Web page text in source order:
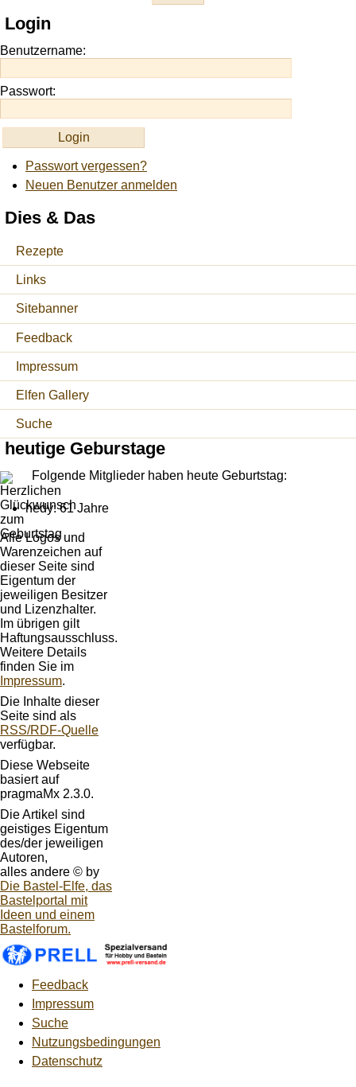
site
https://onlineslots.money/
Login
Benutzername:
Passwort:
Passwort vergessen?
Neuen Benutzer anmelden
Dies & Das
Rezepte
Links
Sitebanner
Feedback
Impressum
Elfen Gallery
Suche
heutige Geburstage
Folgende Mitglieder haben heute Geburtstag:
hedy: 61 Jahre
Alle Logos und
Warenzeichen auf
dieser Seite sind
Eigentum der
jeweiligen Besitzer
und Lizenzhalter.
Im übrigen gilt
Haftungsausschluss.
Weitere Details
finden Sie im
Impressum.
Die Inhalte dieser
Seite sind als
RSS/RDF-Quelle
verfügbar.
Diese Webseite
basiert auf
pragmaMx 2.3.0.
Die Artikel sind
geistiges Eigentum
des/der jeweiligen
Autoren,
alles andere © by
Die Bastel-Elfe, das
Bastelportal mit
Ideen und einem
Bastelforum.
Feedback
Impressum
Suche
Nutzungsbedingungen
Datenschutz